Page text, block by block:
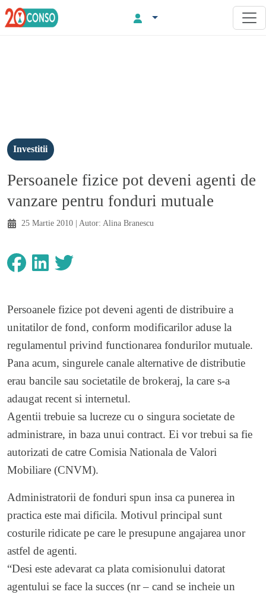
Investitii
Persoanele fizice pot deveni agenti de
vanzare pentru fonduri mutuale
25 Martie 2010 | Autor: Alina Branescu
Persoanele fizice pot deveni agenti de distribuire a
unitatilor de fond, conform modificarilor aduse la
regulamentul privind functionarea fondurilor mutuale.
Pana acum, singurele canale alternative de distributie
erau bancile sau societatile de brokeraj, la care s-a
adaugat recent si internetul.
Agentii trebuie sa lucreze cu o singura societate de
administrare, in baza unui contract. Ei vor trebui sa fie
autorizati de catre Comisia Nationala de Valori
Mobiliare (CNVM).
Administratorii de fonduri spun insa ca punerea in
practica este mai dificila. Motivul principal sunt
costurile ridicate pe care le presupune angajarea unor
astfel de agenti.
“Desi este adevarat ca plata comisionului datorat
agentului se face la succes (nr – cand se incheie un